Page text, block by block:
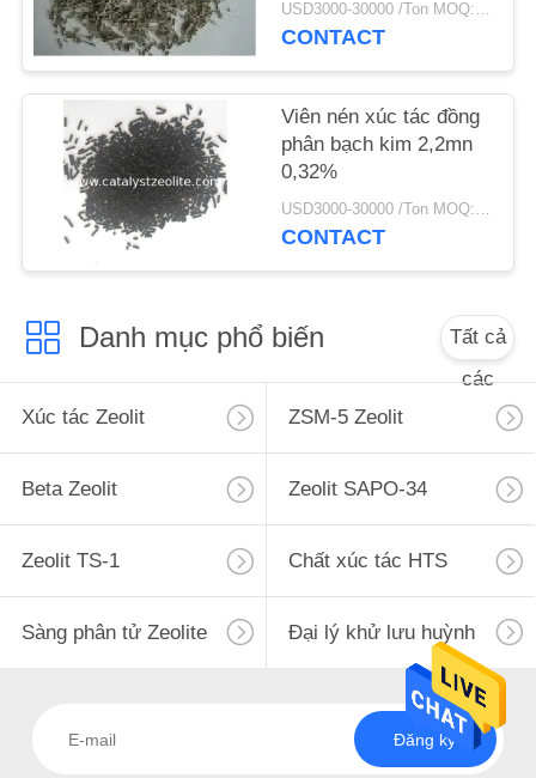
SƠ
ĐỒ
TRANG
WEB
PRIVACY
POLICY
USD3000-30000 /Ton MOQ:1 kg
CONTACT
Viên nén xúc tác đồng
phân bạch kim 2,2mn
0,32%
USD3000-30000 /Ton MOQ:1 kg
CONTACT
Danh mục phổ biến
Tất cả
các
Xúc tác Zeolit
ZSM-5 Zeolit
Beta Zeolit Zeolit ​​SAPO-34
Zeolit ​​TS-1 Chất xúc tác HTS
Sàng phân tử Zeolite Đại lý khử lưu huỳnh
Đăng ký